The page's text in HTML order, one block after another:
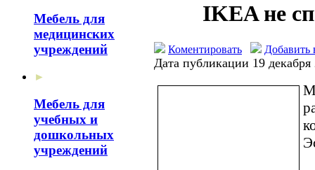
Мебель для
медицинских
учреждений
►
Мебель для
учебных и
дошкольных
учреждений
IKEA не
Коментировать Добавить
Дата публикации 19 декабря